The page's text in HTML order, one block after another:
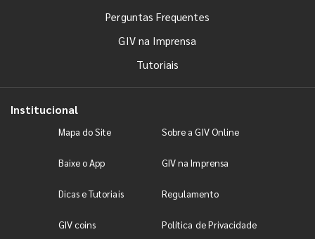
Perguntas Frequentes
GIV na Imprensa
Tutoriais
Institucional
Mapa do Site Sobre a GIV Online
Baixe o App GIV na Imprensa
Dicas e Tutoriais Regulamento
GIV coins Política de Privacidade